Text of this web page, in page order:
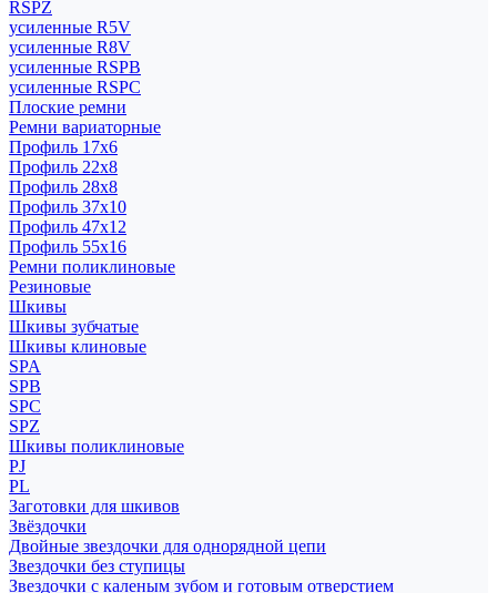
RSPZ
усиленные R5V
усиленные R8V
усиленные RSPB
усиленные RSPC
Плоские ремни
Ремни вариаторные
Профиль 17x6
Профиль 22x8
Профиль 28x8
Профиль 37x10
Профиль 47x12
Профиль 55x16
Ремни поликлиновые
Резиновые
Шкивы
Шкивы зубчатые
Шкивы клиновые
SPA
SPB
SPC
SPZ
Шкивы поликлиновые
PJ
PL
Заготовки для шкивов
Звёздочки
Двойные звездочки для однорядной цепи
Звездочки без ступицы
Звездочки с каленым зубом и готовым отверстием